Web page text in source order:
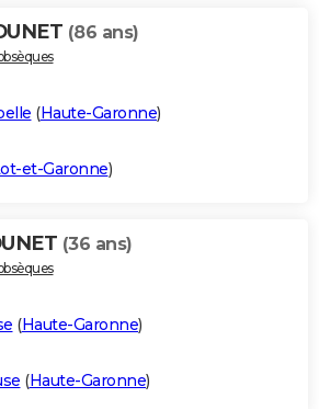
(86 ans)
(Haute-Garonne)
et-Garonne)
(36 ans)
(Haute-Garonne)
(Haute-Garonne)